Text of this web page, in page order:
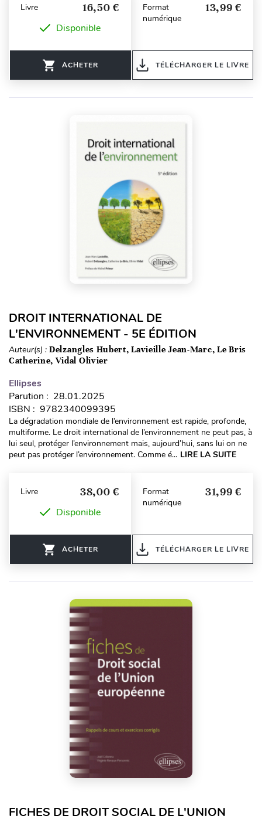
Livre 16,50 €
Disponible
ACHETER
Format
numérique
13,99 €
TÉLÉCHARGER LE LIVRE
DROIT INTERNATIONAL DE
L'ENVIRONNEMENT - 5E ÉDITION
Auteur(s) : Delzangles Hubert, Lavieille Jean-Marc, Le Bris
Catherine, Vidal Olivier
Ellipses
Parution : 28.01.2025
ISBN : 9782340099395
La dégradation mondiale de l’environnement est rapide, profonde,
multiforme. Le droit international de l’environnement ne peut pas, à
lui seul, protéger l’environnement mais, aujourd’hui, sans lui on ne
peut pas protéger l’environnement. Comme é... LIRE LA SUITE
Livre 38,00 €
Disponible
ACHETER
Format
numérique
31,99 €
TÉLÉCHARGER LE LIVRE
FICHES DE DROIT SOCIAL DE L'UNION